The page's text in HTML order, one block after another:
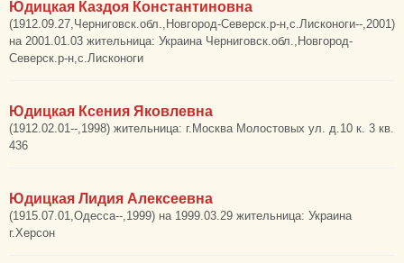
Юдицкая Каздоя Константиновна
(1912.09.27,Черниговск.обл.,Новгород-Северск.р-н,с.Лисконоги--,2001)
на 2001.01.03 жительница: Украина Черниговск.обл.,Новгород-
Северск.р-н,с.Лисконоги
Юдицкая Ксения Яковлевна
(1912.02.01--,1998) жительница: г.Москва Молостовых ул. д.10 к. 3 кв.
436
Юдицкая Лидия Алексеевна
(1915.07.01,Одесса--,1999) на 1999.03.29 жительница: Украина
г.Херсон